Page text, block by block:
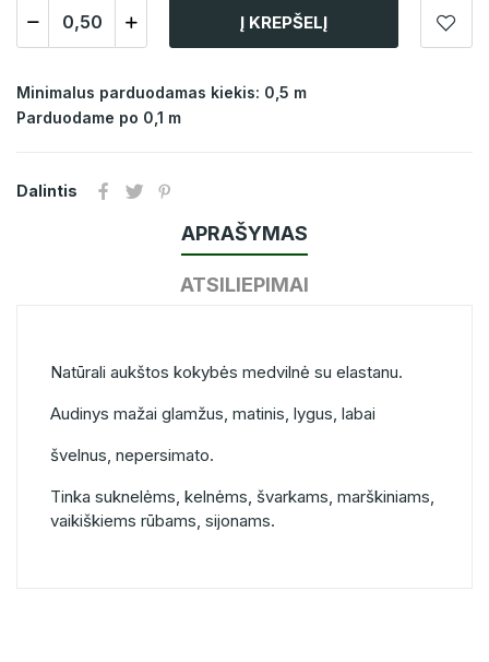
Į KREPŠELĮ
Minimalus parduodamas kiekis: 0,5 m
Parduodame po 0,1 m
Dalintis
APRAŠYMAS
ATSILIEPIMAI
Natūrali aukštos kokybės medvilnė su elastanu.
Audinys mažai glamžus, matinis, lygus, labai
švelnus, nepersimato.
Tinka suknelėms, kelnėms, švarkams, marškiniams,
vaikiškiems rūbams, sijonams.